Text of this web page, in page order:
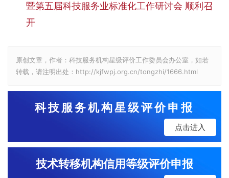
暨第五届科技服务业标准化工作研讨会 顺利召
开
原创文章，作者：科技服务机构星级评价工作委员会办公室，如若
转载，请注明出处：http://kjfwpj.org.cn/tongzhi/1666.html
科技服务机构星级评价申报
点击进入
技术转移机构信用等级评价申报